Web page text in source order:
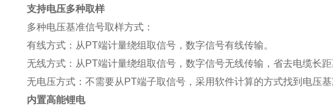
支持电压多种取样
多种电压基准信号取样方式：
有线方式：从PT端计量绕组取信号，数字信号有线传输。
无线方式：从PT端计量绕组取信号，数字信号无线传输，省去电缆长距
无电压方式：不需要从PT端子取信号，采用软件计算的方式找到电压基
内置高能锂电